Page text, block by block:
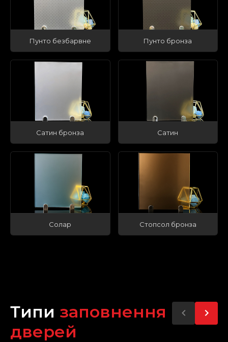
Пунто безбарвне Пунто бронза
Сатин бронза Сатин
Солар Стопсол бронза
Типи заповнення
дверей